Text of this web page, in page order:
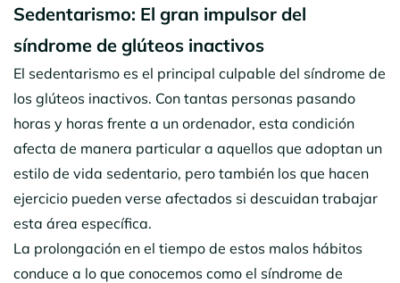
Sedentarismo: El gran impulsor del
síndrome de glúteos inactivos
El sedentarismo es el principal culpable del síndrome de
los glúteos inactivos. Con tantas personas pasando
horas y horas frente a un ordenador, esta condición
afecta de manera particular a aquellos que adoptan un
estilo de vida sedentario, pero también los que hacen
ejercicio pueden verse afectados si descuidan trabajar
esta área específica.
La prolongación en el tiempo de estos malos hábitos
conduce a lo que conocemos como el síndrome de